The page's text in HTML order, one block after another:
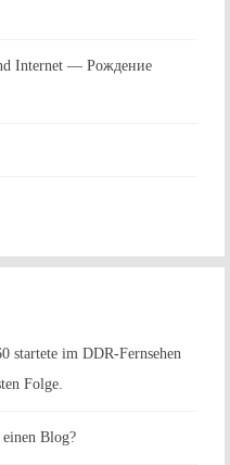
Internet — Рождение
startete im DDR-Fernsehen
Folge.
Blog?